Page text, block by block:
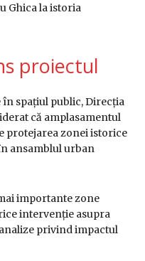
Ghica la istoria
proiectul
spațiul public, Direcția
că amplasamentul
protejarea zonei istorice
ansamblul urban
importante zone
intervenție asupra
privind impactul